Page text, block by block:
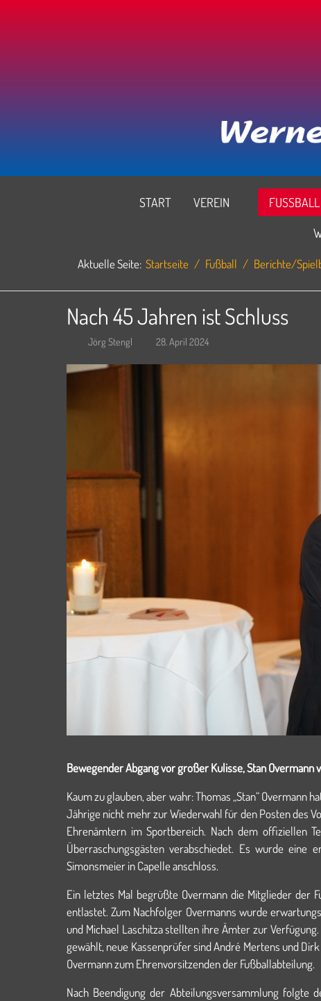
START VEREIN FUSSBALL
Aktuelle Seite: Startseite Fußball Berichte/
Nach 45 Jahren ist Schluss
Jörg Stengl 28. April 2024
Bewegender Abgang vor großer Kulisse, Stan Overmann
Kaum zu glauben, aber wahr: Thomas „Stan“
Jährige nicht mehr zur Wiederwahl für den Posten des
Ehrenämtern im Sportbereich. Nach dem offiziellen
Überraschungsgästen verabschiedet. Es wurde eine
Simonsmeier in Capelle anschloss.
Ein letztes Mal begrüßte Overmann die Mitglieder der
entlastet. Zum Nachfolger Overmanns wurde
und Michael Laschitza stellten ihre Ämter zur
gewählt, neue Kassenprüfer sind André Mertens und
Overmann zum Ehrenvorsitzenden der Fußballabteilung.
Nach Beendigung der Abteilungsversammlung folgte